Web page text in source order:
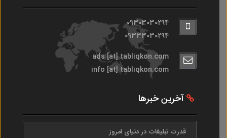
09303030294
09333030294
ads [at] tabliqkon.com
info [at] tabliqkon.com
آخرین خبرها
قدرت تبلیغات در دنیای امروز